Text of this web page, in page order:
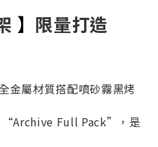
】 限量打造
金屬材質搭配噴砂霧黑烤
“Archive Full Pack”，是